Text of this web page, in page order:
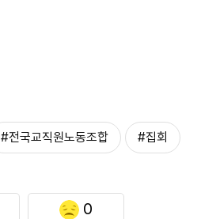
#전국교직원노동조합 #집회
0